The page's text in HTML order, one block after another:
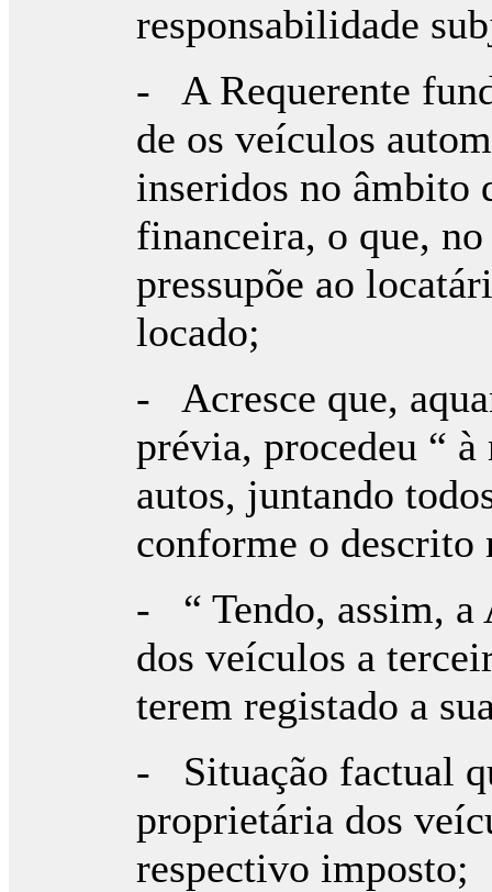
responsabilidade
- A Requerente
de os veículos
inseridos no âmbito
financeira, o que,
pressupõe ao
locado;
- Acresce que,
prévia, procedeu “
autos, juntando
conforme o descrito
- “ Tendo, assim, a
dos veículos a
terem registado a
- Situação factual
proprietária dos
respectivo imposto;